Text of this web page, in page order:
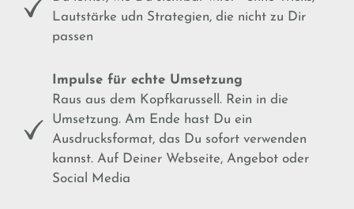
Lautstärke udn Strategien, die nicht zu Dir
passen
Impulse für echte Umsetzung
Raus aus dem Kopfkarussell. Rein in die
Umsetzung. Am Ende hast Du ein
Ausdrucksformat, das Du sofort verwenden
kannst. Auf Deiner Webseite, Angebot oder
Social Media